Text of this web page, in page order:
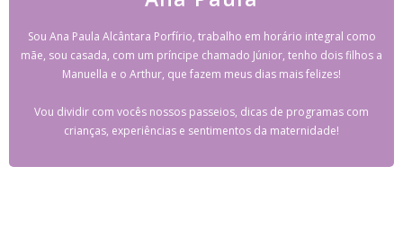
Sou Ana Paula Alcântara Porfírio, trabalho em horário integral como
mãe, sou casada, com um príncipe chamado Júnior, tenho dois filhos a
Manuella e o Arthur, que fazem meus dias mais felizes!
Vou dividir com vocês nossos passeios, dicas de programas com
crianças, experiências e sentimentos da maternidade!